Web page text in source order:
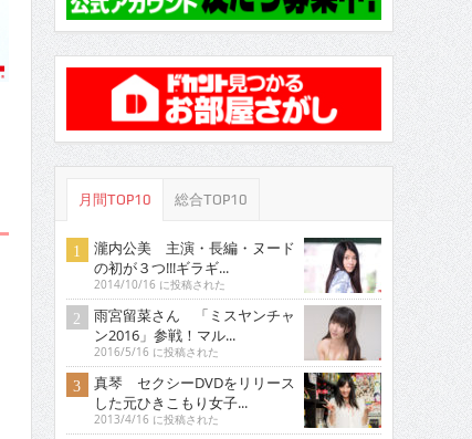
月間TOP10 総合TOP10
瀧内公美 主演・長編・ヌード
の初が３つ!!!ギラギ...
2014/10/16 に投稿された
雨宮留菜さん 「ミスヤンチャ
ン2016」参戦！マル...
2016/5/16 に投稿された
真琴 セクシーDVDをリリース
した元ひきこもり女子...
2013/4/16 に投稿された